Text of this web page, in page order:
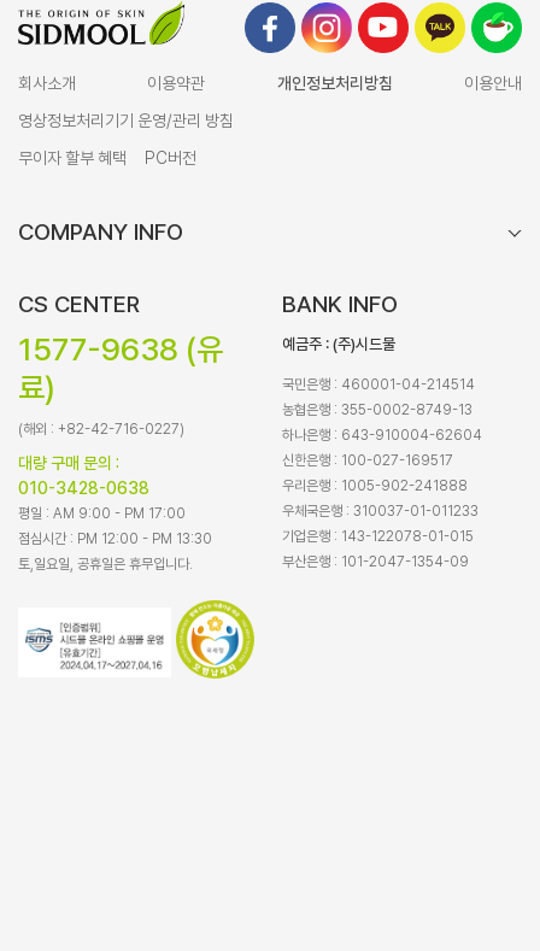
회사소개 이용약관 개인정보처리방침
이용안내
영상정보처리기기 운영/관리 방침
무이자 할부 혜택
PC버전
COMPANY INFO
CS CENTER
1577-9638 (유
료)
(해외 : +82-42-716-0227)
대량 구매 문의 :
010-3428-0638
평일 : AM 9:00 - PM 17:00
점심시간 : PM 12:00 - PM 13:30
토,일요일, 공휴일은 휴무입니다.
BANK INFO
예금주 : (주)시드물
국민은행 : 460001-04-214514
농협은행 : 355-0002-8749-13
하나은행 : 643-910004-62604
신한은행 : 100-027-169517
우리은행 : 1005-902-241888
우체국은행 : 310037-01-011233
기업은행 : 143-122078-01-015
부산은행 : 101-2047-1354-09